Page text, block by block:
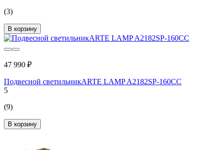
(3)
В корзину
47 990 ₽
Подвесной светильникARTE LAMP A2182SP-160CC
5
(9)
В корзину